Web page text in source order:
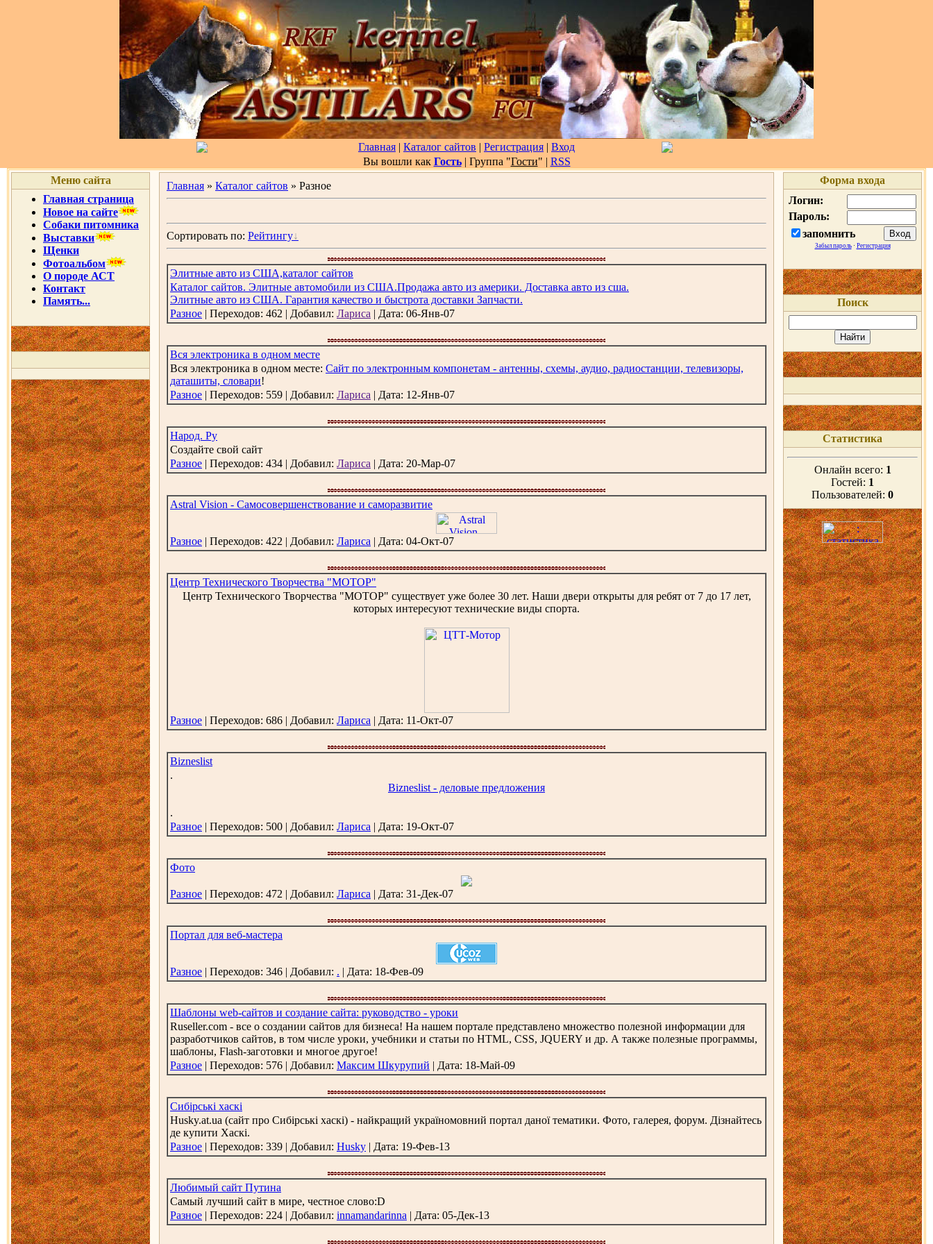
Главная | Каталог сайтов | Регистрация | Вход
Вы вошли как Гость| Группа "Гости" | RSS
Меню сайта
Главная страница
Новое на сайте
Собаки питомника
Выставки
Щенки
Фотоальбом
О породе АСТ
Контакт
Память...
Главная » Каталог сайтов » Разное
Сортировать по: Рейтингу
Элитные авто из США,каталог сайтов
Каталог сайтов. Элитные автомобили из США.Продажа авто из америки. Доставка авто из сша.
Элитные авто из США. Гарантия качество и быстрота доставки Запчасти.
Разное | Переходов: 462 | Добавил: Лариса | Дата: 06-Янв-07
Вся электроника в одном месте
Вся электроника в одном месте: Сайт по электронным компонетам - антенны, схемы, аудио, радиостанции, телевизоры,
даташиты, словари!
Разное | Переходов: 559 | Добавил: Лариса | Дата: 12-Янв-07
Народ. Ру
Cоздайте свой сайт
Разное | Переходов: 434 | Добавил: Лариса | Дата: 20-Мар-07
Astral Vision - Самосовершенствование и саморазвитие
Разное | Переходов: 422 | Добавил: Лариса | Дата: 04-Окт-07
Центр Технического Творчества "МОТОР"
Центр Технического Творчества "МОТОР" существует уже более 30 лет. Наши двери открыты для ребят от 7 до 17 лет,
которых интересуют технические виды спорта.
Разное | Переходов: 686 | Добавил: Лариса | Дата: 11-Окт-07
Bizneslist
.
Bizneslist - деловые предложения
.
Разное | Переходов: 500 | Добавил: Лариса | Дата: 19-Окт-07
Фото
Разное | Переходов: 472 | Добавил: Лариса | Дата: 31-Дек-07
Портал для веб-мастера
Разное | Переходов: 346 | Добавил: . | Дата: 18-Фев-09
Шаблоны web-сайтов и создание сайта: руководство - уроки
Ruseller.com - все о создании сайтов для бизнеса! На нашем портале представлено множество полезной информации для
разработчиков сайтов, в том числе уроки, учебники и статьи по HTML, CSS, JQUERY и др. А также полезные программы,
шаблоны, Flash-заготовки и многое другое!
Разное | Переходов: 576 | Добавил: Максим Шкурупий | Дата: 18-Май-09
Сибірські хаскі
Husky.at.ua (сайт про Сибірські хаскі) - найкращий україномовний портал даної тематики. Фото, галерея, форум. Дізнайтесь
де купити Хаскі.
Разное | Переходов: 339 | Добавил: Husky | Дата: 19-Фев-13
Любимый сайт Путина
Самый лучший сайт в мире, честное слово:D
Разное | Переходов: 224 | Добавил: innamandarinna | Дата: 05-Дек-13
Форма входа
Логин:
Пароль:
запомнить
Забыл пароль· Регистрация
Поиск
Статистика
Онлайн всего: 1
Гостей: 1
Пользователей: 0